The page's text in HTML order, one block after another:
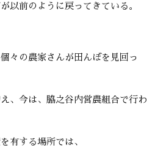
以前のように戻ってきている。
々の農家さんが田んぼを見回っ
、今は、脇之谷内営農組合で行わ
有する場所では、